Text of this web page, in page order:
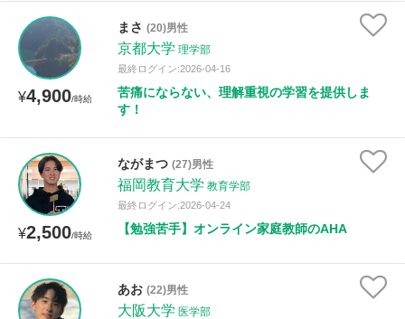
¥4,900/時給
まさ (20)男性
京都大学 理学部
最終ログイン:2026-04-16
苦痛にならない、理解重視の学習を提供しま
す！
¥2,500/時給
ながまつ (27)男性
福岡教育大学 教育学部
最終ログイン:2026-04-24
【勉強苦手】オンライン家庭教師のAHA
あお (22)男性
大阪大学 医学部